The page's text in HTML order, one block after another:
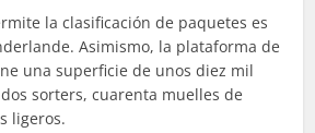
la clasificación de paquetes es
Asimismo, la plataforma de
una superficie de unos diez mil
sorters, cuarenta muelles de
ligeros.